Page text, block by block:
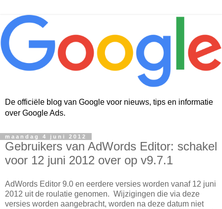
De officiële blog van Google voor nieuws, tips en informatie
over Google Ads.
maandag 4 juni 2012
Gebruikers van AdWords Editor: schakel
voor 12 juni 2012 over op v9.7.1
AdWords Editor 9.0 en eerdere versies worden vanaf 12 juni
2012 uit de roulatie genomen. Wijzigingen die via deze
versies worden aangebracht, worden na deze datum niet